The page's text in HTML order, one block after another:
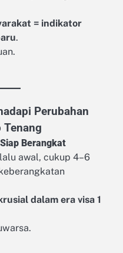
= indikator
.
Perubahan
Tenang
Berangkat
awal, cukup 4–6
dalam era visa 1